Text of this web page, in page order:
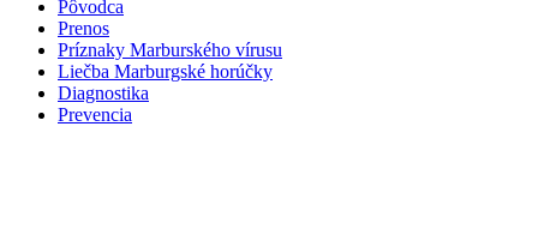
Pôvodca
Prenos
Príznaky Marburského vírusu
Liečba Marburgské horúčky
Diagnostika
Prevencia